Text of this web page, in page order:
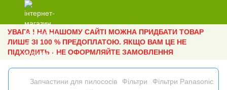
УВАГА ! НА НАШОМУ САЙТІ МОЖНА ПРИДБАТИ ТОВАР
ЛИШЕ ЗІ 100 % ПРЕДОПЛАТОЮ. ЯКЩО ВАМ ЦЕ НЕ
ПІДХОДИТЬ - НЕ ОФОРМЛЯЙТЕ ЗАМОВЛЕННЯ
Запчастини для пилососів Фільтри Фільтри Panasonic